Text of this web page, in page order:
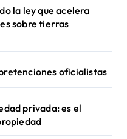
la ley que acelera
sobre tierras
oficialistas
privada: es el